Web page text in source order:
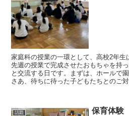
家庭科の授業の一環として、高校2年生
先週の授業で完成させたおもちゃを持
と交流する日です。まずは、ホールで
さあ、待ちに待った子どもたちとのご
話題 保育体験